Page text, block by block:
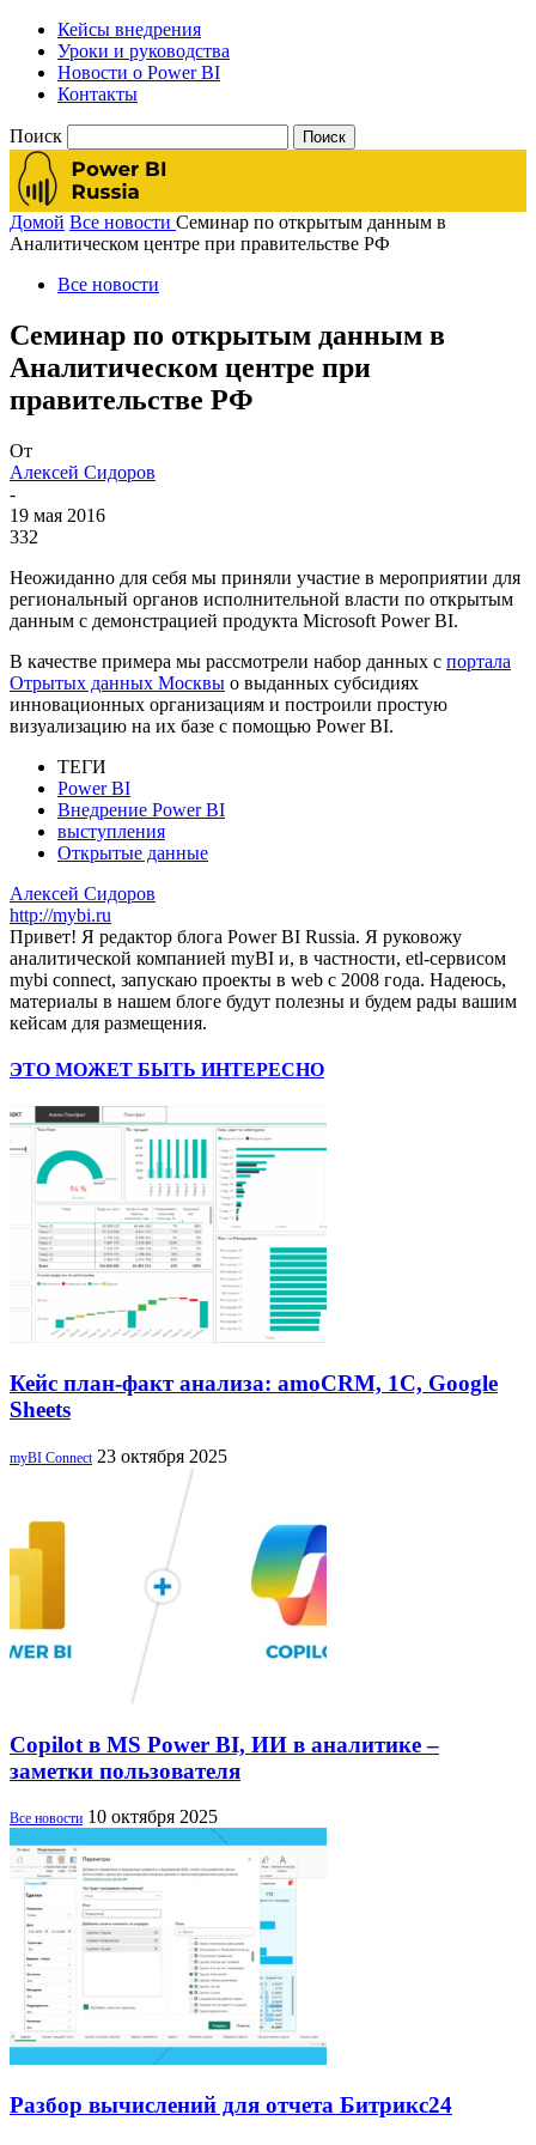
Кейсы внедрения
Уроки и руководства
Новости о Power BI
Контакты
Поиск
Домой Все новости Семинар по открытым данным в
Аналитическом центре при правительстве РФ
Все новости
Семинар по открытым данным в
Аналитическом центре при
правительстве РФ
От
Алексей Сидоров
-
19 мая 2016
332
Неожиданно для себя мы приняли участие в мероприятии для
региональный органов исполнительной власти по открытым
данным с демонстрацией продукта Microsoft Power BI.
В качестве примера мы рассмотрели набор данных с портала
Отрытых данных Москвы о выданных субсидиях
инновационных организациям и построили простую
визуализацию на их базе с помощью Power BI.
ТЕГИ
Power BI
Внедрение Power BI
выступления
Открытые данные
Алексей Сидоров
http://mybi.ru
Привет! Я редактор блога Power BI Russia. Я руковожу
аналитической компанией myBI и, в частности, etl-сервисом
mybi connect, запускаю проекты в web с 2008 года. Надеюсь,
материалы в нашем блоге будут полезны и будем рады вашим
кейсам для размещения.
ЭТО МОЖЕТ БЫТЬ ИНТЕРЕСНО
Кейс план-факт анализа: amoCRM, 1C, Google
Sheets
myBI Connect 23 октября 2025
Copilot в MS Power BI, ИИ в аналитике –
заметки пользователя
Все новости 10 октября 2025
Разбор вычислений для отчета Битрикс24